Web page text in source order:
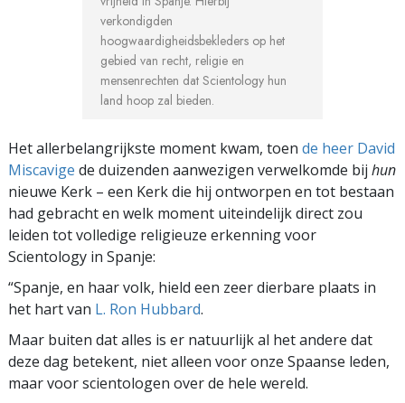
verkondigden
hoogwaardigheidsbekleders op het
gebied van recht, religie en
mensenrechten dat Scientology hun
land hoop zal bieden.
Het allerbelangrijkste moment kwam, toen de heer David
Miscavige de duizenden aanwezigen verwelkomde bij hun
nieuwe Kerk – een Kerk die hij ontworpen en tot bestaan
had gebracht en welk moment uiteindelijk direct zou
leiden tot volledige religieuze erkenning voor
Scientology in Spanje:
“Spanje, en haar volk, hield een zeer dierbare plaats in
het hart van L. Ron Hubbard.
Maar buiten dat alles is er natuurlijk al het andere dat
deze dag betekent, niet alleen voor onze Spaanse leden,
maar voor scientologen over de hele wereld.